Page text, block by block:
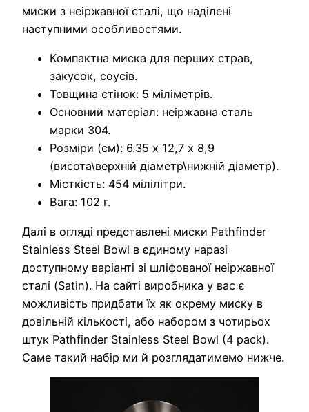
миски з неіржавної сталі, що наділені
наступними особливостями.
Компактна миска для перших страв,
закусок, соусів.
Товщина стінок: 5 міліметрів.
Основний матеріал: неіржавна сталь
марки 304.
Розміри (см): 6.35 х 12,7 х 8,9
(висота\верхній діаметр\нижній діаметр).
Місткість: 454 мілілітри.
Вага: 102 г.
Далі в огляді представлені миски Pathfinder
Stainless Steel Bowl в єдиному наразі
доступному варіанті зі шліфованої неіржавної
сталі (Satin). На сайті виробника у вас є
можливість придбати їх як окрему миску в
довільній кількості, або набором з чотирьох
штук Pathfinder Stainless Steel Bowl (4 pack).
Саме такий набір ми й розглядатимемо нижче.